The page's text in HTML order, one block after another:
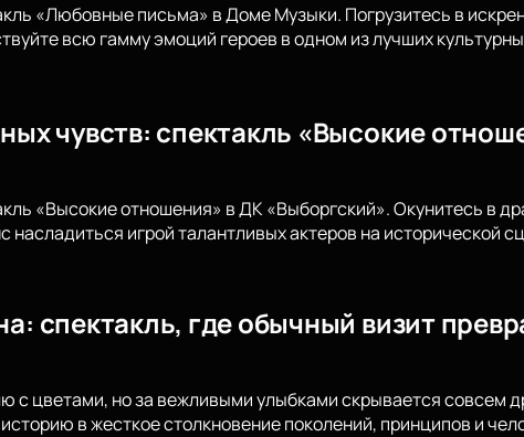
«Любовные письма» в Доме Музыки. Погрузитесь в
всю гамму эмоций героев в одном из лучших
чувств: спектакль «Высокие
«Высокие отношения» в ДК «Выборгский». Окунитесь в
игрой талантливых актеров на исторической
спектакль, где обычный визит
с цветами, но за вежливыми улыбками скрывается совсем
в жесткое столкновение поколений, принципов и